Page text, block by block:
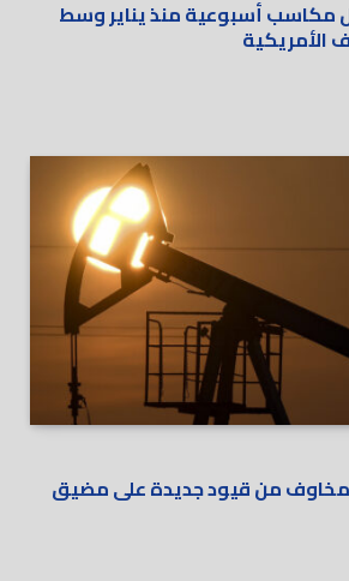
مكاسب أسبوعية منذ يناير وسط
الأمريكية
من قيود جديدة على مضيق